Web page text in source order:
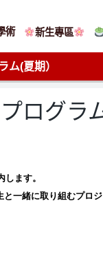
術 新生專區
ム(夏期）
ログラ
ます。
一緒に取り組むプ